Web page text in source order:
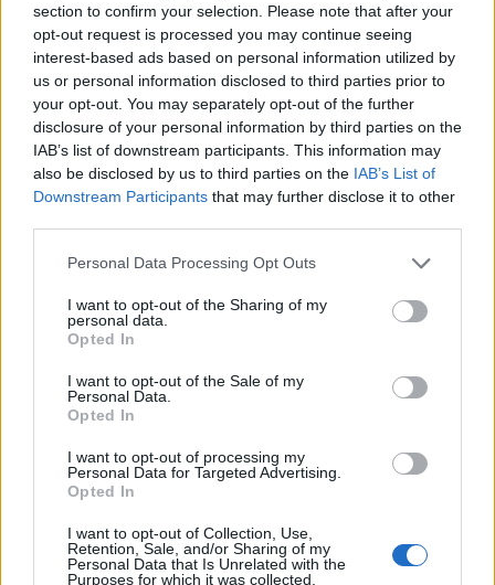
section to confirm your selection. Please note that after your
opt-out request is processed you may continue seeing
interest-based ads based on personal information utilized by
us or personal information disclosed to third parties prior to
your opt-out. You may separately opt-out of the further
disclosure of your personal information by third parties on the
IAB’s list of downstream participants. This information may
also be disclosed by us to third parties on the IAB’s List of
Downstream Participants that may further disclose it to other
Please note that this website/app uses one or more Google
not limited to your visit or usage behaviour. You may click to
grant or deny consent to Google and its third-party tags to
use your data for below specified purposes in below Google
consent section.
Personal Data Processing Opt Outs
I want to opt-out of the Sharing of my
personal data.
Opted In
I want to opt-out of the Sale of my
Personal Data.
Opted In
I want to opt-out of processing my
Personal Data for Targeted Advertising.
Opted In
I want to opt-out of Collection, Use,
Retention, Sale, and/or Sharing of my
Personal Data that Is Unrelated with the
Purposes for which it was collected.
Egy rövidebb Dream On remixszel
búcsúzok a háromnapos Remixes 2:
81-11 visszaemlékezéssorozattól
Szigi.•2021. június 08.
Végére értünk a Remixes 2: 81-11-et bemutató
háromnapos, maratoni bejegyzéssorozatunknak! Ez
volt a zenekar hattyúdala az EMI kiadónál, és ezzel
búcsúztunk a "nullás évek" kiadványbőségétől is. A
Delta Machine-től kedve nagyon fogyókúrás
kiadványokat kapunk már csak a DM-től...
Búcsúzóul az…